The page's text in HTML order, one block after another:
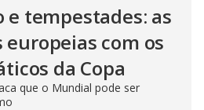
e tempestades: as
europeias com os
da Copa
que o Mundial pode ser